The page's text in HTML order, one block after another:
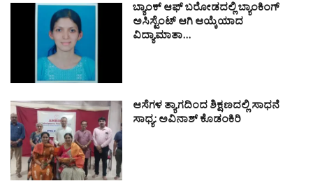
ಬ್ಯಾಂಕ್ ಆಫ್ ಬರೋಡದಲ್ಲಿ ಬ್ಯಾಂಕಿಂಗ್
ಅಸಿಸ್ಟೆಂಟ್ ಆಗಿ ಆಯ್ಕೆಯಾದ
ವಿದ್ಯಾಮಾತಾ…
ಆಸೆಗಳ ತ್ಯಾಗದಿಂದ ಶಿಕ್ಷಣದಲ್ಲಿ ಸಾಧನೆ
ಸಾಧ್ಯ: ಅವಿನಾಶ್ ಕೊಡಂಕಿರಿ